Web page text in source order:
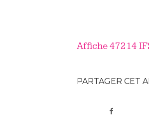
Affiche 47214
PARTAGER CET